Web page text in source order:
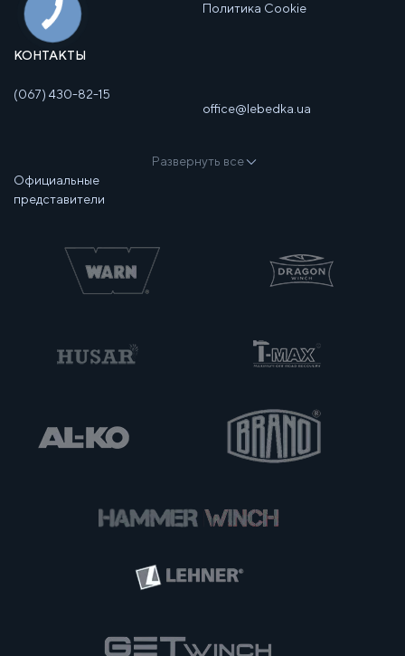
Политика Cookie
КОНТАКТЫ
(067) 430-82-15
office@lebedka.ua
Развернуть все
Официальные
представители